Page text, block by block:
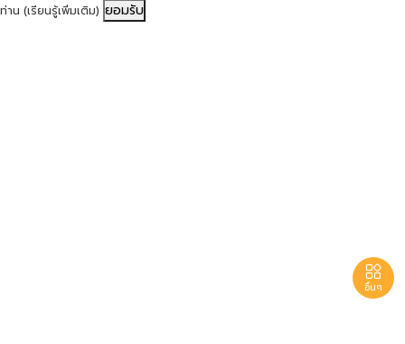

อื่นๆ
ท่าน (เรียนรู้เพิ่มเติม) ยอมรับ